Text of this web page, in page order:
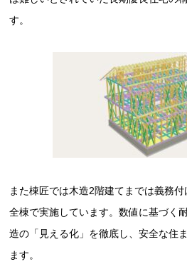
す。
また棟匠では木造2階建てまでは義務
全棟で実施しています。数値に基づく
造の「見える化」を徹底し、安全な住
ます。